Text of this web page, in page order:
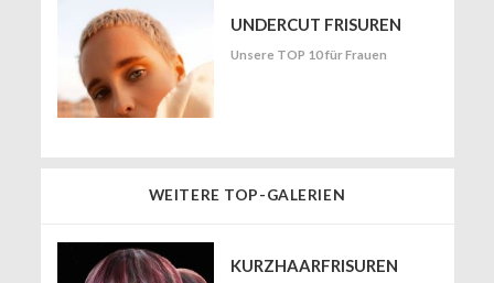
UNDERCUT FRISUREN
Unsere TOP 10 für Frauen
WEITERE TOP-GALERIEN
KURZHAARFRISUREN